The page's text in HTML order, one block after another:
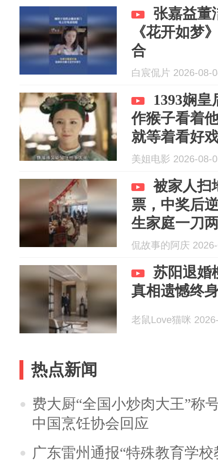
张嘉益董
《花开如梦
合
白宸侃片 2026-08-
1393娴
作猴子看着
就等着看好
美姐电影 2026-08-
被家人扫
票，中奖后
生家庭一刀
侃故事的阿庆
苏阳退婚
真相遗憾终
老鼠Love猫咪
热点新闻
费大厨“全国小炒肉大王”称
中国烹饪协会回应
广东雷州通报“特殊教育学